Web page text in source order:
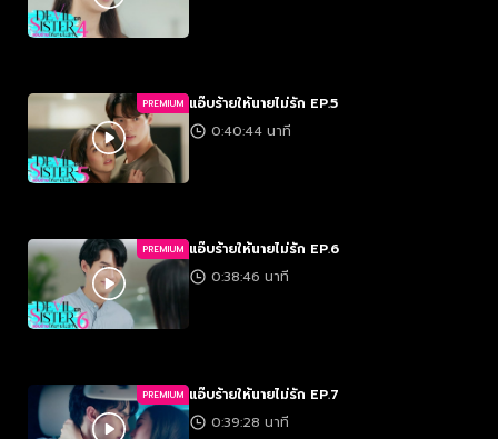
PREMIUM แอ๊บร้ายให้นายไม่รัก EP.5
0:40:44 นาที
PREMIUM แอ๊บร้ายให้นายไม่รัก EP.6
0:38:46 นาที
PREMIUM แอ๊บร้ายให้นายไม่รัก EP.7
0:39:28 นาที